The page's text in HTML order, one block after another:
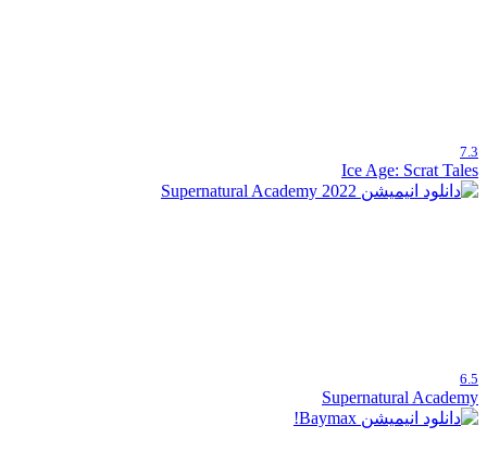
7.3
Ice Age: Scrat Tales
6.5
Supernatural Academy